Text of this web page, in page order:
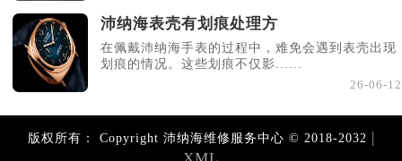
沛纳海表壳有划痕处理方
在佩戴沛纳海手表的过程中，难免会遇到表壳出现
划痕的情况。这些划痕不仅影......
26-06-12
版权所有： Copyright 沛纳海维修服务中心 © 2018-2032 |
XML